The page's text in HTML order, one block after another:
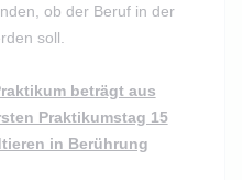
ob der Beruf in der
soll.
beträgt aus
Praktikumstag 15
in Berührung